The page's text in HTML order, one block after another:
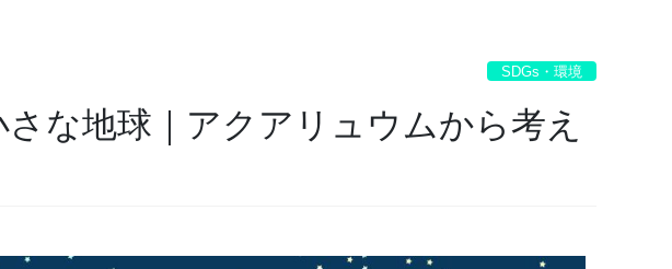
SDGs・環境
な地球｜アクアリュウムから考え